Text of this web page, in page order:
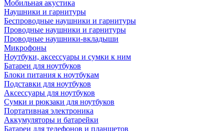
Мобильная акустика
Наушники и гарнитуры
Беспроводные наушники и гарнитуры
Проводные наушники и гарнитуры
Проводные наушники-вкладыши
Микрофоны
Ноутбуки, аксессуары и сумки к ним
Батареи для ноутбуков
Блоки питания к ноутбукам
Подставки для ноутбуков
Аксессуары для ноутбуков
Сумки и рюкзаки для ноутбуков
Портативная электроника
Аккумуляторы и батарейки
Батареи для телефонов и планшетов